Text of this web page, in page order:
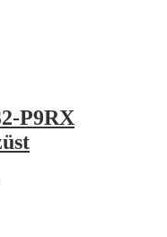
P9RX